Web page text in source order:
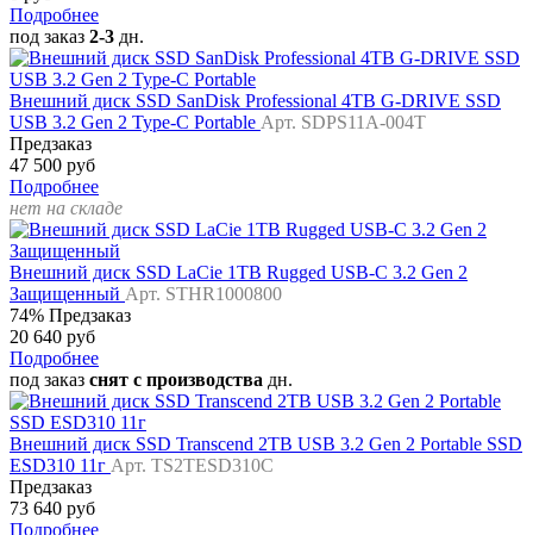
Подробнее
под заказ 2-3 дн.
Внешний диск SSD SanDisk Professional 4TB G-DRIVE SSD
USB 3.2 Gen 2 Type-C Portable Арт. SDPS11A-004T
Предзаказ
47 500 руб
Подробнее
нет на складе
Внешний диск SSD LaCie 1TB Rugged USB-C 3.2 Gen 2
Защищенный Арт. STHR1000800
74% Предзаказ
20 640 руб
Подробнее
под заказ снят с производства дн.
Внешний диск SSD Transcend 2TB USB 3.2 Gen 2 Portable SSD
ESD310 11г Арт. TS2TESD310C
Предзаказ
73 640 руб
Подробнее